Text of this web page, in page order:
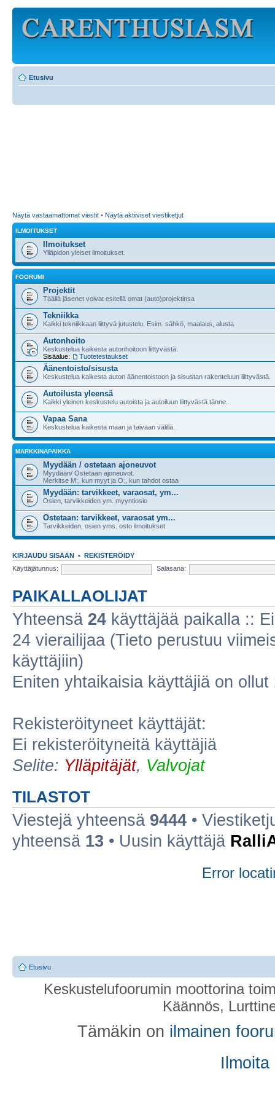
Etusivu
Näytä vastaamattomat viestit • Näytä aktiiviset viestiketjut
ILMOITUKSET
Ilmoitukset
Ylläpidon yleiset ilmoitukset.
FOORUMI
Projektit
Täällä jäsenet voivat esitellä omat (auto)projektinsa
Tekniikka
Kaikki tekniikkaan liittyvä jutustelu. Esim. sähkö, maalaus, alusta.
Autonhoito
Keskustelua kaikesta autonhoitoon liittyvästä.
Sisäalue:
Tuotetestaukset
Äänentoisto/sisusta
Keskustelua kaikesta auton äänentoistoon ja sisustan rakenteluun liittyvästä.
Autoilusta yleensä
Kaikki yleinen keskustelu autoista ja autoiluun liittyvästä tänne.
Vapaa Sana
Keskustelua kaikesta maan ja taivaan välillä.
MARKKINAPAIKKA
Myydään / ostetaan ajoneuvot
Myydään/ Ostetaan ajoneuvot.
Merkitse M:, kun myyt ja O:, kun tahdot ostaa
Myydään: tarvikkeet, varaosat, ym...
Osien, tarvikkeiden ym. myyntiosio
Ostetaan: tarvikkeet, varaosat ym...
Tarvikkeiden, osien yms. osto ilmoitukset
KIRJAUDU SISÄÄN • REKISTERÖIDY
Käyttäjätunnus:
Salasana:
PAIKALLAOLIJAT
Yhteensä 24 käyttäjää paikalla ::
24 vierailijaa (Tieto perustuu
käyttäjiin)
Eniten yhtaikaisia käyttäjiä on ollut
Rekisteröityneet käyttäjät:
Ei rekisteröityneitä käyttäjiä
Selite: Ylläpitäjät, Valvojat
TILASTOT
Viestejä yhteensä 9444 •
yhteensä 13 • Uusin käyttäjä
Error
Etusivu
Keskustelufoorumin moottorina
Käännös,
Tämäkin on ilmainen